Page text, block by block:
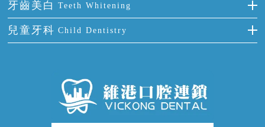
活動假牙
牙貼面
拔牙
牙痛
預防牙病
牙科通識
牙周炎
牙齦出血
牙齦炎
牙齦萎縮
牙齒美白 Teeth Whitening
冷光美白
兒童牙科 Child Dentistry